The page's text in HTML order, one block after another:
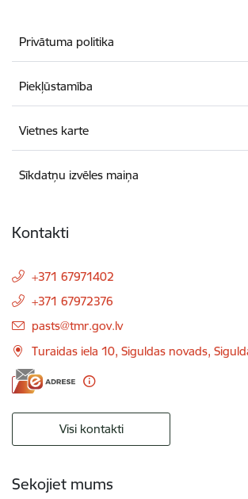
Privātuma politika
Piekļūstamība
Vietnes karte
Sīkdatņu izvēles maiņa
Kontakti
+371 67971402
+371 67972376
E-pasts:
pasts@tmr.gov.lv
Turaidas iela 10, Siguldas novads,
Visi kontakti
Sekojiet mums